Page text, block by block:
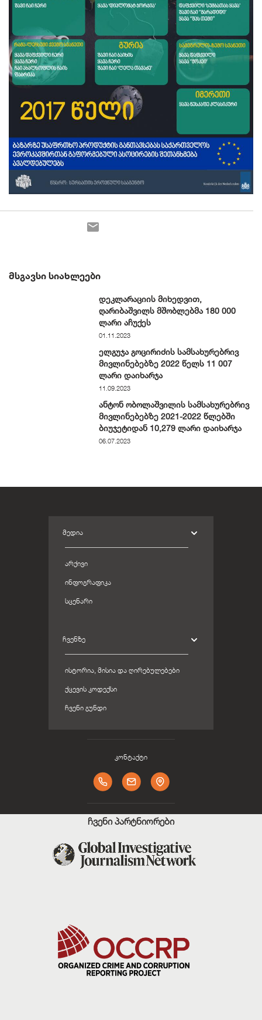
ᲛᲡᲒᲐᲕᲡᲘ ᲡᲘᲐᲮᲚᲔᲔᲑᲘ
დეკლარაციის მიხედვით,
ღარიბაშვილს მშობლებმა 180 000
ლარი აჩუქეს
01.11.2023
ელგუჯა გოცირიძის სამსახურებრივ
მივლინებებზე 2022 წელს 11 007
ლარი დაიხარჯა
11.09.2023
ანტონ ობოლაშვილის სამსახურებრივ
მივლინებებზე 2021-2022 წლებში
ბიუჯეტიდან 10,279 ლარი დაიხარჯა
06.07.2023
ᲛᲔᲓᲘᲐ
ᲐᲠᲥᲘᲕᲘ
ᲘᲜᲤᲝᲒᲠᲐᲤᲘᲙᲐ
ᲡᲪᲔᲜᲐᲠᲘ
ᲩᲕᲔᲜᲖᲔ
ᲘᲡᲢᲝᲠᲘᲐ, ᲛᲘᲡᲘᲐ ᲓᲐ ᲦᲘᲠᲔᲑᲣᲚᲔᲑᲔᲑᲘ
ᲥᲪᲔᲕᲘᲡ ᲙᲝᲓᲔᲥᲡᲘ
ᲩᲕᲔᲜᲘ ᲒᲣᲜᲓᲘ
კონტაქტი
ჩვენი პარტნიორები